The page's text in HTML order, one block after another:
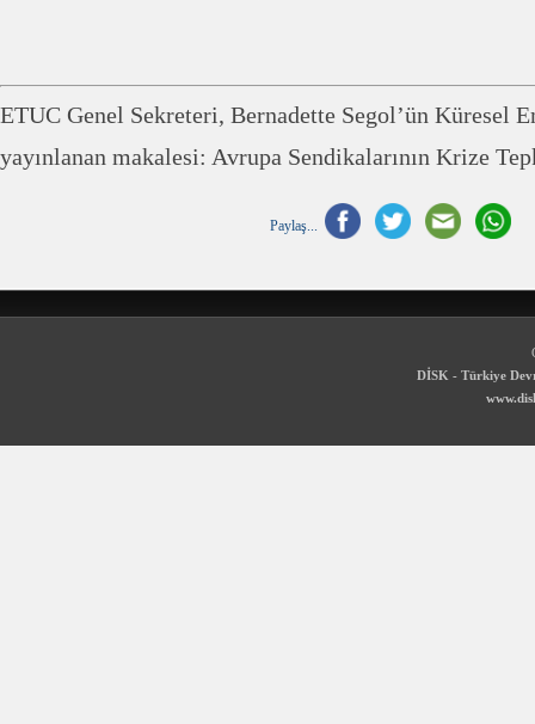
ETUC Genel Sekreteri, Bernadette Segol’ün Küresel
yayınlanan makalesi: Avrupa Sendikalarının Krize
Paylaş...
DİSK - Türkiye